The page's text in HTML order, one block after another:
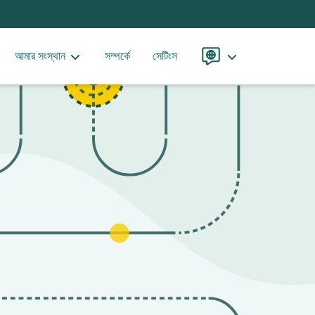
আমার সংস্থান সম্পর্কে সেটিংস
ভাষা